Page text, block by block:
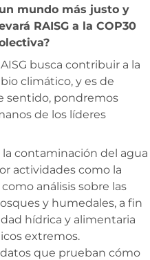
mundo más justo y
RAISG a la COP30
busca contribuir a la
climático, y es de
sentido, pondremos
de los líderes
contaminación del agua
actividades como la
análisis sobre las
y humedales, a fin
hídrica y alimentaria
extremos.
que prueban cómo